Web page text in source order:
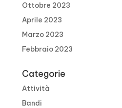
Ottobre 2023
Aprile 2023
Marzo 2023
Febbraio 2023
Categorie
Attività
Bandi